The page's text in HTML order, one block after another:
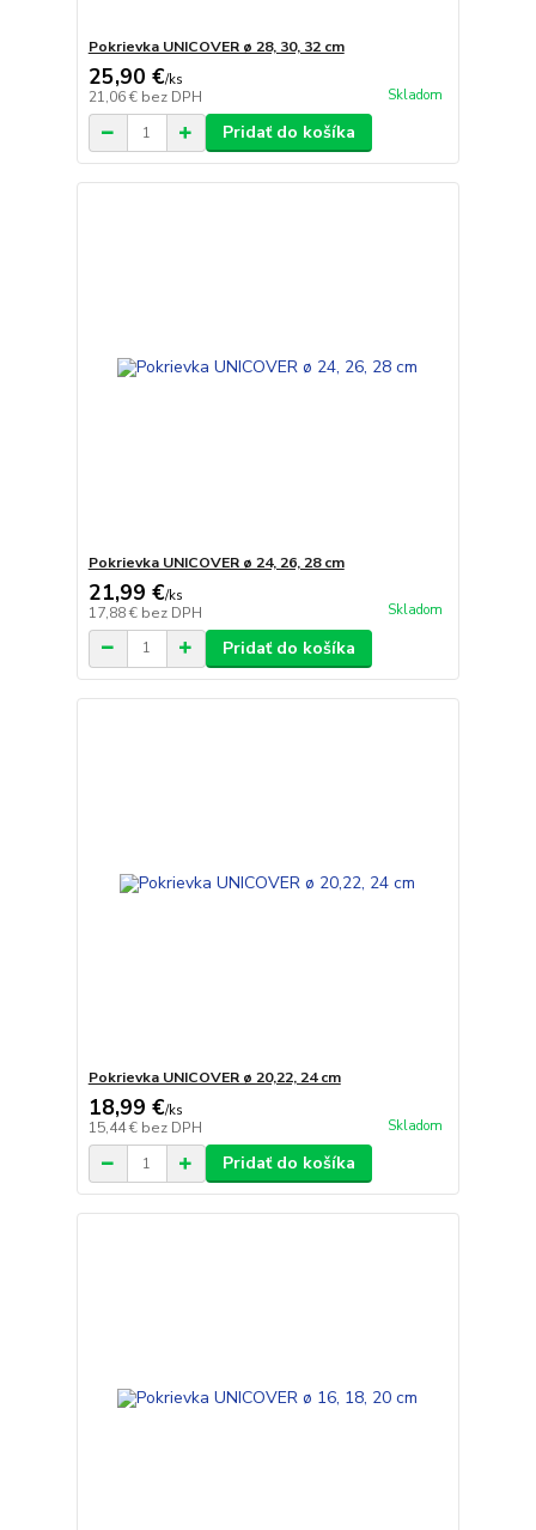
Pokrievka UNICOVER ø 28, 30, 32 cm
25,90 €/ks
21,06 € bez DPH Skladom
Pridať do košíka
Pokrievka UNICOVER ø 24, 26, 28 cm
21,99 €/ks
17,88 € bez DPH Skladom
Pridať do košíka
Pokrievka UNICOVER ø 20,22, 24 cm
18,99 €/ks
15,44 € bez DPH Skladom
Pridať do košíka